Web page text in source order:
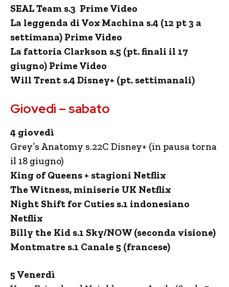
SEAL Team s.3 Prime Video
La leggenda di Vox Machina s.4 (12 pt 3 a
settimana) Prime Video
La fattoria Clarkson s.5 (pt. finali il 17
giugno) Prime Video
Will Trent s.4 Disney+ (pt. settimanali)
Giovedì – sabato
4 giovedì
Grey’s Anatomy s.22C Disney+ (in pausa torna
il 18 giugno)
King of Queens + stagioni Netflix
The Witness, miniserie UK Netflix
Night Shift for Cuties s.1 indonesiano
Netflix
Billy the Kid s.1 Sky/NOW (seconda visione)
Montmatre s.1 Canale 5 (francese)
5 Venerdì